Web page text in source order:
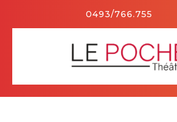
0493/766.755